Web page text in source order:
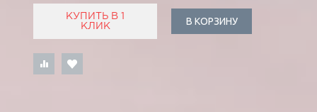
КУПИТЬ В 1
КЛИК
В КОРЗИНУ